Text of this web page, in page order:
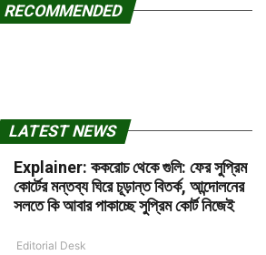
RECOMMENDED
LATEST NEWS
Explainer: ককরোচ থেকে গুলি: ফের সুপ্রিম
কোর্টের মন্তব্য ঘিরে চূড়ান্ত বিতর্ক, আন্দোলনের
সলতে কি আবার পাকাচ্ছে সুপ্রিম কোর্ট নিজেই
Editorial Desk